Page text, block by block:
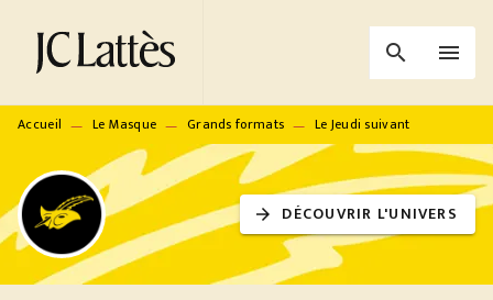
MENU RECHERCHE
PIED DE PAGE
search menu
Accueil — Le Masque — Grands formats — Le Jeudi suivant
arrow_forward DÉCOUVRIR L'UNIVERS